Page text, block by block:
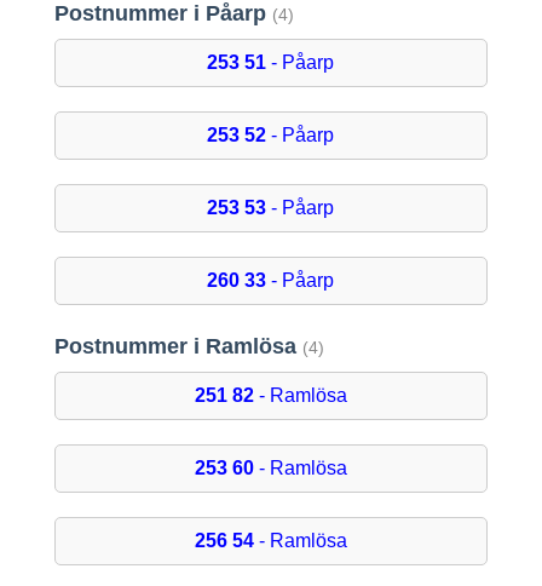
Postnummer i Påarp (4)
253 51 - Påarp
253 52 - Påarp
253 53 - Påarp
260 33 - Påarp
Postnummer i Ramlösa (4)
251 82- Ramlösa
253 60- Ramlösa
256 54- Ramlösa